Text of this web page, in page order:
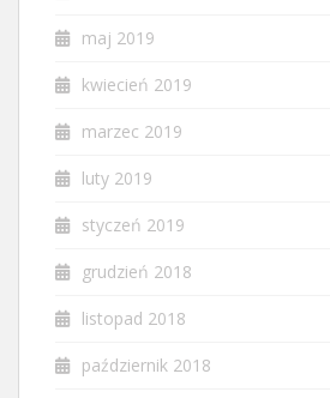
maj 2019
kwiecień 2019
marzec 2019
luty 2019
styczeń 2019
grudzień 2018
listopad 2018
październik 2018